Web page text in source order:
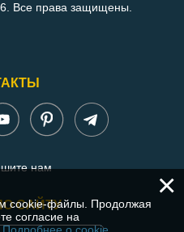
Все права защищены.
нам
САЙТУ
×
cookie-файлы. Продолжая
согласие на